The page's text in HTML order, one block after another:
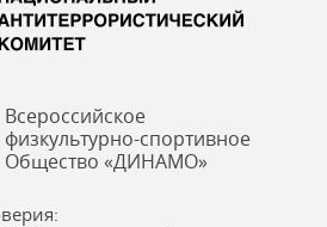
Всероссийское
физкультурно-спортивное
Общество «ДИНАМО»